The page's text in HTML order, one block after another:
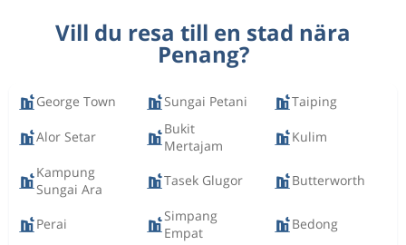
Vill du resa till en stad nära
Penang?
George Town Sungai Petani Taiping
Alor Setar
Bukit
Mertajam
Kulim
Kampung
Sungai Ara
Tasek Glugor Butterworth
Perai
Simpang
Empat
Bedong